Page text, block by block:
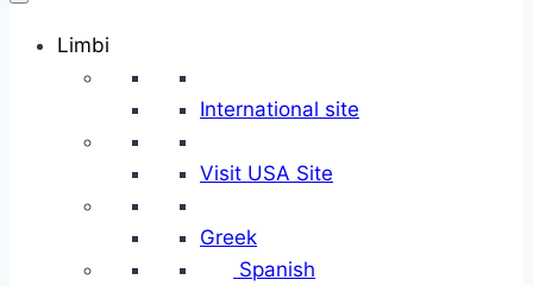
Limbi
International site
Visit USA Site
Greek
Spanish